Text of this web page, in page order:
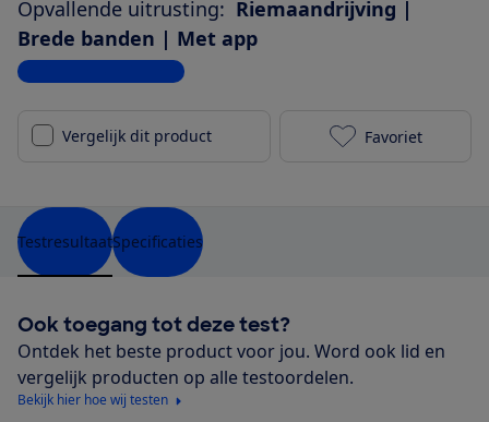
Opvallende uitrusting: Riemaandrijving |
Brede banden | Met app
Bekijk alle specificaties
Vergelijk dit product Dutch ID
Favoriet
TestresultaatSpecificaties
Ook toegang tot deze test?
Ontdek het beste product voor jou. Word ook lid en
vergelijk producten op alle testoordelen.
Bekijk hier hoe wij testen